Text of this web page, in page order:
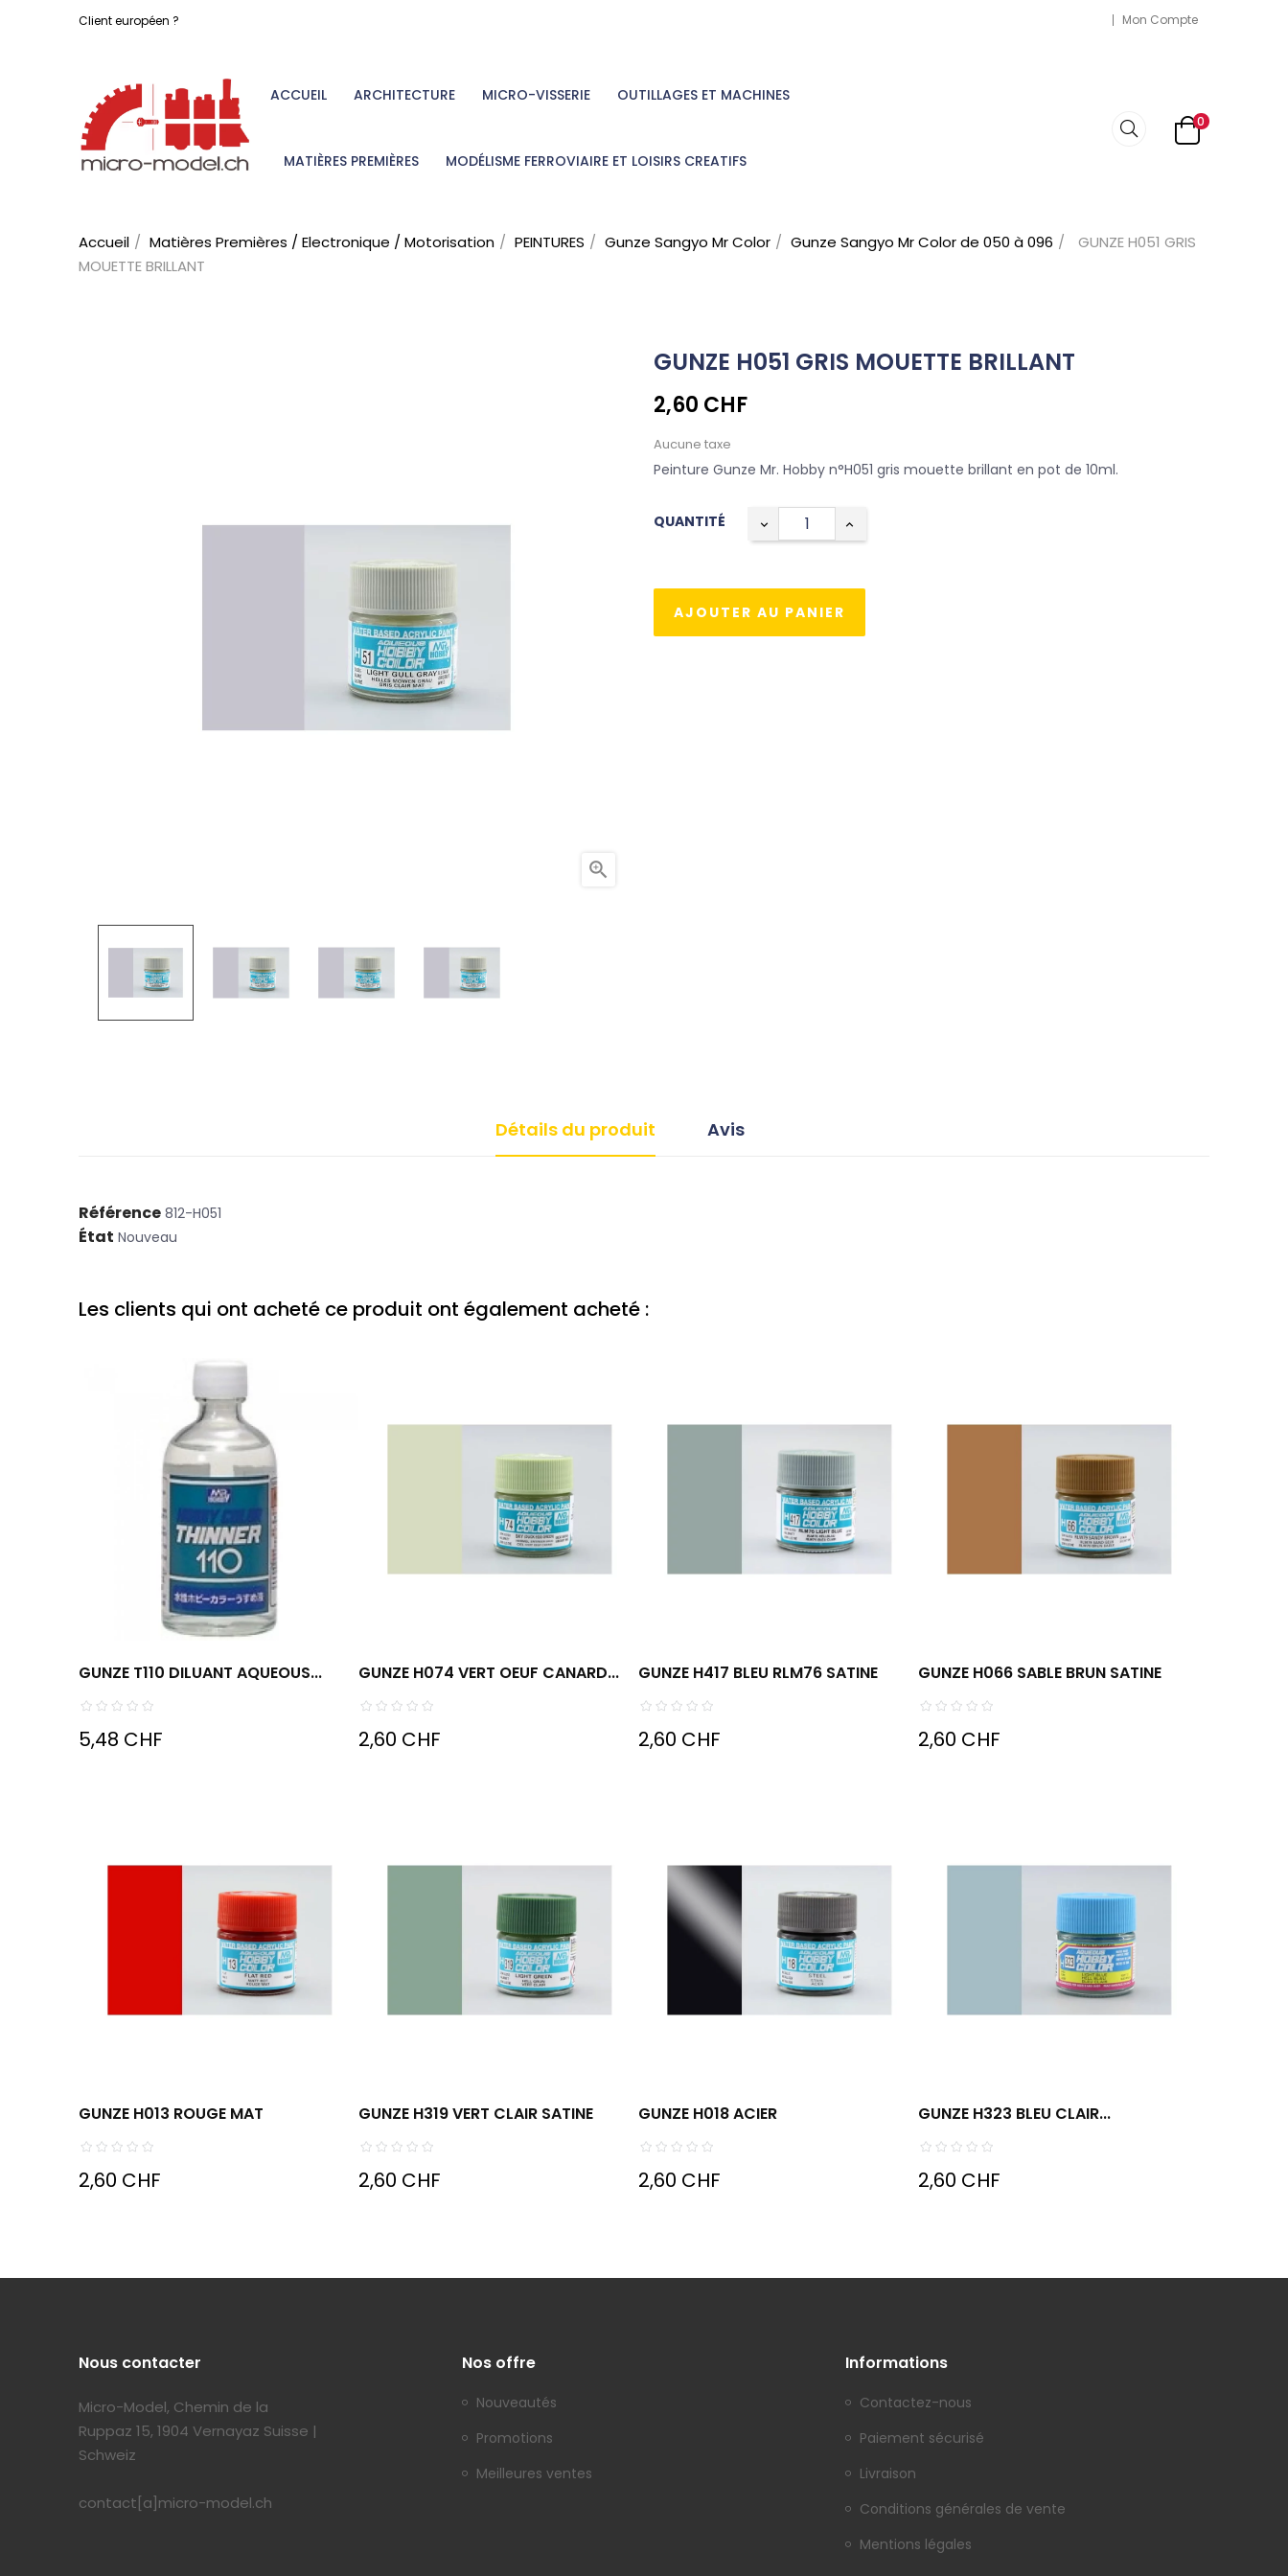
Client européen ? Mon Compte
ACCUEIL ARCHITECTURE MICRO-VISSERIE OUTILLAGES ET MACHINES
MATIÈRES PREMIÈRES MODÉLISME FERROVIAIRE ET LOISIRS CREATIFS
0
Accueil Matières Premières / Electronique / Motorisation PEINTURES Gunze Sangyo Mr Color Gunze Sangyo Mr Color de 050 à 096
GUNZE H051 GRIS
MOUETTE BRILLANT

GUNZE H051 GRIS MOUETTE BRILLANT
2,60 CHF
Aucune taxe
Peinture Gunze Mr. Hobby n°H051 gris mouette brillant en pot de 10ml.
QUANTITÉ
AJOUTER AU PANIER
Détails du produit Avis
Référence 812-H051
État Nouveau
Les clients qui ont acheté ce produit ont également acheté :
GUNZE T110 DILUANT AQUEOUS...
5,48 CHF
GUNZE H074 VERT OEUF CANARD...
2,60 CHF
GUNZE H417 BLEU RLM76 SATINE
2,60 CHF
GUNZE H066 SABLE BRUN SATINE
2,60 CHF
GUNZE H013 ROUGE MAT
2,60 CHF
GUNZE H319 VERT CLAIR SATINE
2,60 CHF
GUNZE H018 ACIER
2,60 CHF
GUNZE H323 BLEU CLAIR...
2,60 CHF
Nous contacter
Micro-Model, Chemin de la
Ruppaz 15, 1904 Vernayaz Suisse |
Schweiz
contact[a]micro-model.ch
Nos offre
Nouveautés
Promotions
Meilleures ventes
Informations
Contactez-nous
Paiement sécurisé
Livraison
Conditions générales de vente
Mentions légales